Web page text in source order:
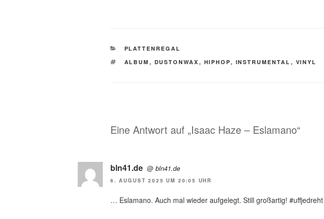
KATEGORIEN
PLATTENREGAL
SCHLAGWÖRTER
ALBUM , DUSTONWAX , HIPHOP, INSTRUMENTAL , VINYL
Eine Antwort auf „Isaac Haze – Eslamano“
bln41.de @ bln41.de
6. AUGUST 2025 UM 20:05 UHR
… Eslamano. Auch mal wieder aufgelegt. Still großartig!